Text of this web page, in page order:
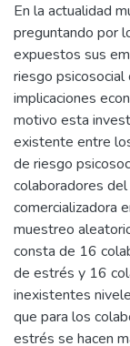
En la actualidad
preguntando por
expuestos sus
riesgo psicosocial
implicaciones
motivo esta
existente entre
de riesgo
colaboradores
comercializadora
muestreo
consta de 16
de estrés y 16
inexistentes
que para los
estrés se hacen